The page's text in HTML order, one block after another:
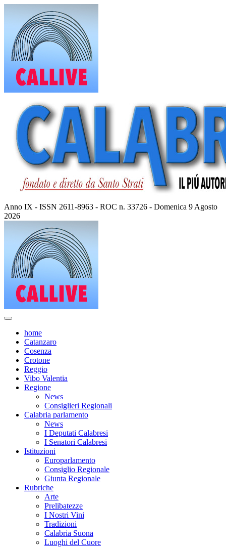
contenuto
Anno IX - ISSN 2611-8963 - ROC n. 33726 - Domenica 9 Agosto
2026
home
Catanzaro
Cosenza
Crotone
Reggio
Vibo Valentia
Regione
News
Consiglieri Regionali
Calabria parlamento
News
I Deputati Calabresi
I Senatori Calabresi
Istituzioni
Europarlamento
Consiglio Regionale
Giunta Regionale
Rubriche
Arte
Prelibatezze
I Nostri Vini
Tradizioni
Calabria Suona
Luoghi del Cuore